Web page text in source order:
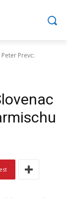
Prevc: